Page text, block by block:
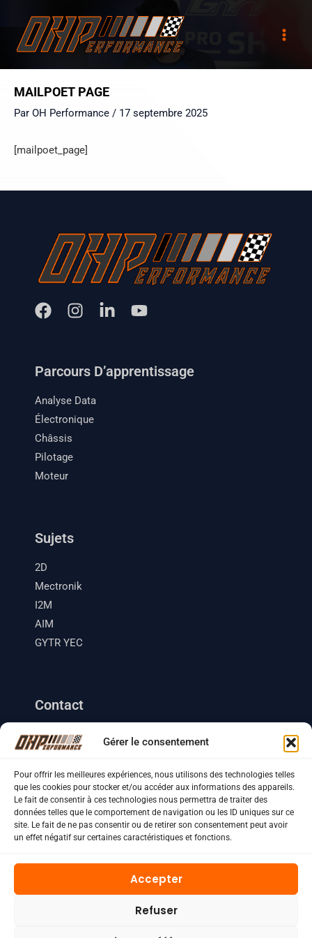
Gérer le consentement
Pour offrir les meilleures expériences, nous utilisons des technologies telles
que les cookies pour stocker et/ou accéder aux informations des appareils.
Le fait de consentir à ces technologies nous permettra de traiter des
données telles que le comportement de navigation ou les ID uniques sur ce
site. Le fait de ne pas consentir ou de retirer son consentement peut avoir
un effet négatif sur certaines caractéristiques et fonctions.
Accepter
Refuser
contenu
MAILPOET PAGE
Par OH Performance / 17 septembre 2025
[mailpoet_page]
Parcours D’apprentissage
Analyse Data
Électronique
Châssis
Pilotage
Moteur
Sujets
2D
Mectronik
I2M
AIM
GYTR YEC
Contact
Barcelona, Espagne
+33 (0) 633 18 35 41
+34 (0) 634 46 49 70
contact.ohperformance@gmail.com
Crédit photo
Mentions Légales
Politique de confidentialité